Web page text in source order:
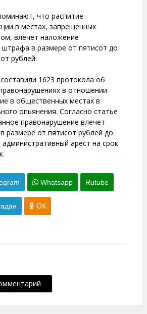
что распитие
в местах, запрещенных
влечет наложение
штрафа в размере от пятисот до
рублей.
1623 протокола об
в отношении
в общественных местах в
опьянения. Согласно статье
правонарушение влечет
размере от пятисот рублей до
арест на срок
Whatsapp Rutube
ОК